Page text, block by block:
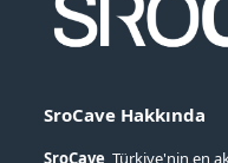
SroCave Hakkında
SroCave , Türkiye'nin en